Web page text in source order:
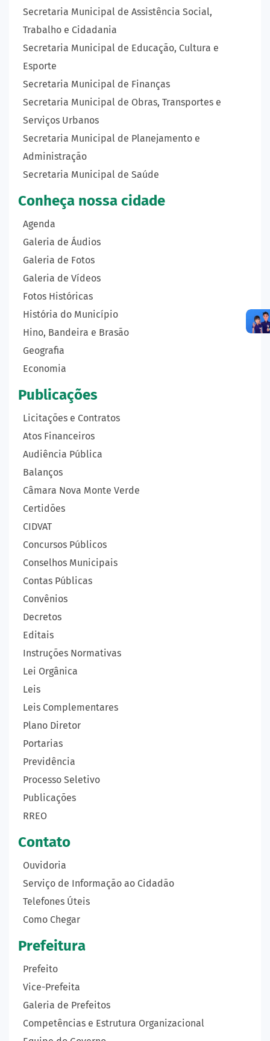
Secretaria Municipal de Assistência Social,
Trabalho e Cidadania
Secretaria Municipal de Educação, Cultura e
Esporte
Secretaria Municipal de Finanças
Secretaria Municipal de Obras, Transportes e
Serviços Urbanos
Secretaria Municipal de Planejamento e
Administração
Secretaria Municipal de Saúde
Conheça nossa cidade
Agenda
Galeria de Áudios
Galeria de Fotos
Galeria de Vídeos
Fotos Históricas
História do Município
Hino, Bandeira e Brasão
Geografia
Economia
Publicações
Licitações e Contratos
Atos Financeiros
Audiência Pública
Balanços
Câmara Nova Monte Verde
Certidões
CIDVAT
Concursos Públicos
Conselhos Municipais
Contas Públicas
Convênios
Decretos
Editais
Instruções Normativas
Lei Orgânica
Leis
Leis Complementares
Plano Diretor
Portarias
Previdência
Processo Seletivo
Publicações
RREO
Contato
Ouvidoria
Serviço de Informação ao Cidadão
Telefones Úteis
Como Chegar
Prefeitura
Prefeito
Vice-Prefeita
Galeria de Prefeitos
Competências e Estrutura Organizacional